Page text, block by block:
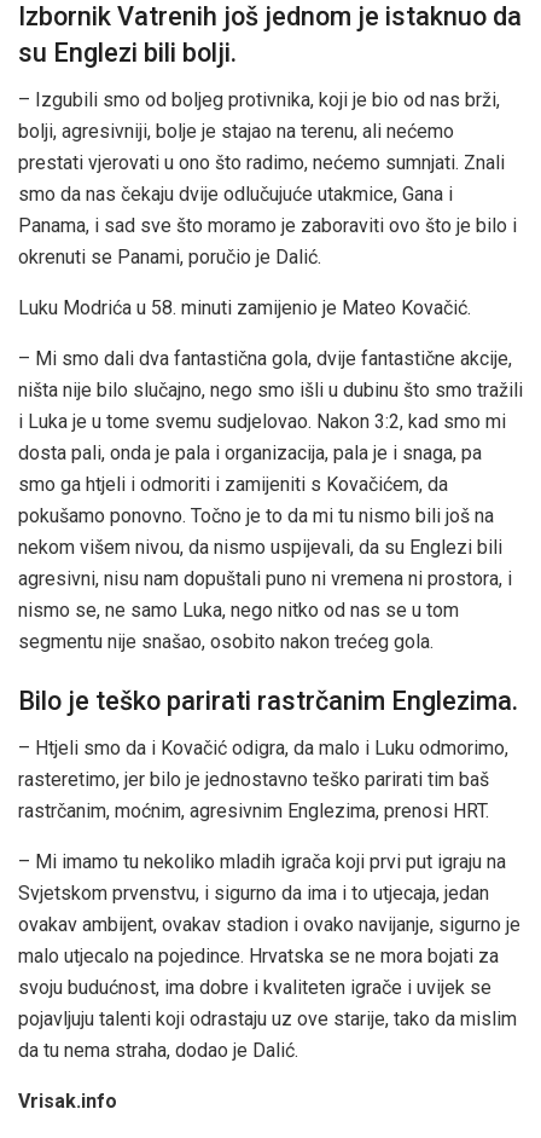
Izbornik Vatrenih još jednom je istaknuo da
su Englezi bili bolji.
– Izgubili smo od boljeg protivnika, koji je bio od nas brži,
bolji, agresivniji, bolje je stajao na terenu, ali nećemo
prestati vjerovati u ono što radimo, nećemo sumnjati. Znali
smo da nas čekaju dvije odlučujuće utakmice, Gana i
Panama, i sad sve što moramo je zaboraviti ovo što je bilo i
okrenuti se Panami, poručio je Dalić.
Luku Modrića u 58. minuti zamijenio je Mateo Kovačić.
– Mi smo dali dva fantastična gola, dvije fantastične akcije,
ništa nije bilo slučajno, nego smo išli u dubinu što smo tražili
i Luka je u tome svemu sudjelovao. Nakon 3:2, kad smo mi
dosta pali, onda je pala i organizacija, pala je i snaga, pa
smo ga htjeli i odmoriti i zamijeniti s Kovačićem, da
pokušamo ponovno. Točno je to da mi tu nismo bili još na
nekom višem nivou, da nismo uspijevali, da su Englezi bili
agresivni, nisu nam dopuštali puno ni vremena ni prostora, i
nismo se, ne samo Luka, nego nitko od nas se u tom
segmentu nije snašao, osobito nakon trećeg gola.
Bilo je teško parirati rastrčanim Englezima.
– Htjeli smo da i Kovačić odigra, da malo i Luku odmorimo,
rasteretimo, jer bilo je jednostavno teško parirati tim baš
rastrčanim, moćnim, agresivnim Englezima, prenosi HRT.
– Mi imamo tu nekoliko mladih igrača koji prvi put igraju na
Svjetskom prvenstvu, i sigurno da ima i to utjecaja, jedan
ovakav ambijent, ovakav stadion i ovako navijanje, sigurno je
malo utjecalo na pojedince. Hrvatska se ne mora bojati za
svoju budućnost, ima dobre i kvaliteten igrače i uvijek se
pojavljuju talenti koji odrastaju uz ove starije, tako da mislim
da tu nema straha, dodao je Dalić.
Vrisak.info